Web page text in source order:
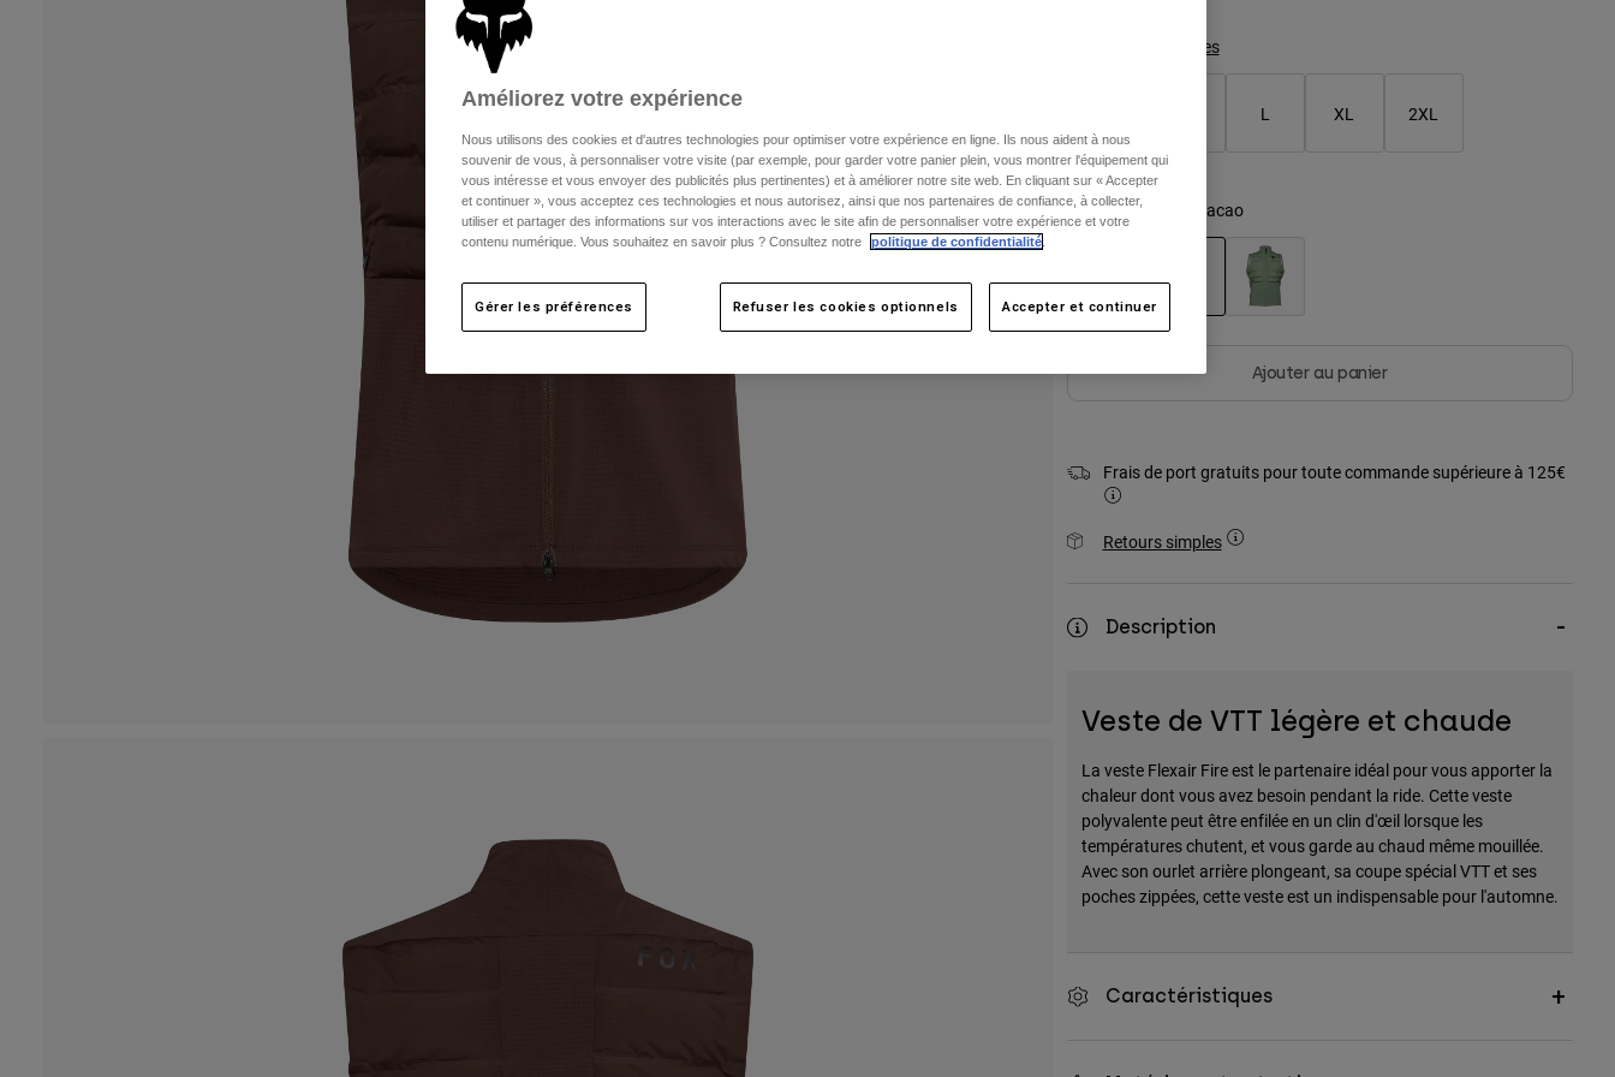
Tableau des tailles
L XL 2XL
Couleur -Marron Cacao
Ajouter au panier
Frais de port gratuits pour toute commande supérieure à 125€
Retours simples
Description
Veste de VTT légère et chaude
La veste Flexair Fire est le partenaire idéal pour vous apporter la
chaleur dont vous avez besoin pendant la ride. Cette veste
polyvalente peut être enfilée en un clin d'œil lorsque les
températures chutent, et vous garde au chaud même mouillée.
Avec son ourlet arrière plongeant, sa coupe spécial VTT et ses
poches zippées, cette veste est un indispensable pour l'automne.
Caractéristiques
Améliorez votre expérience
Nous utilisons des cookies et d'autres technologies pour optimiser votre expérience en ligne. Ils nous aident à nous
souvenir de vous, à personnaliser votre visite (par exemple, pour garder votre panier plein, vous montrer l'équipement qui
vous intéresse et vous envoyer des publicités plus pertinentes) et à améliorer notre site web. En cliquant sur « Accepter
et continuer », vous acceptez ces technologies et nous autorisez, ainsi que nos partenaires de confiance, à collecter,
utiliser et partager des informations sur vos interactions avec le site afin de personnaliser votre expérience et votre
contenu numérique. Vous souhaitez en savoir plus ? Consultez notre
politique de confidentialité
Gérer les préférences Refuser les cookies optionnels Accepter et continuer